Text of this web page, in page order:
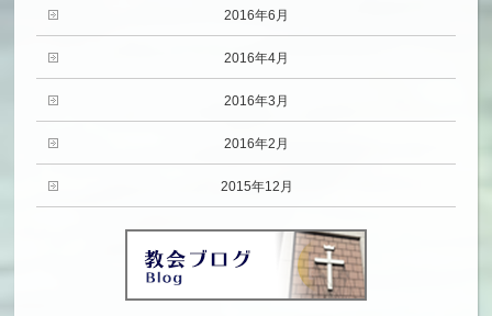
2016年6月
2016年4月
2016年3月
2016年2月
2015年12月